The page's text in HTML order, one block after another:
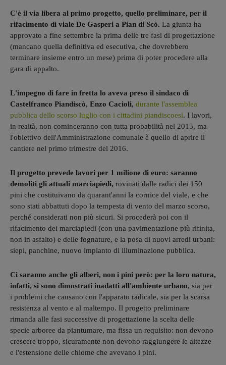
C'è il via libera al primo progetto, quello preliminare, per il
rifacimento di viale De Gasperi a Pian di Scò. La giunta ha
approvato a fine settembre la prima delle tre fasi di progettazione
(mancano quella definitiva ed esecutiva, che dovrebbero
terminare insieme entro un mese) prima di poter procedere alla
gara di appalto.
L'impegno di fare in fretta lo aveva preso il sindaco di
Castelfranco Piandiscò, Enzo Cacioli, durante l'assemblea
pubblica dello scorso luglio con i cittadini piandiscoesi. I lavori,
in realtà, non cominceranno con tutta probabilità nel 2015, ma
l'obiettivo dell'Amministrazione comunale è quello di aprire il
cantiere nel primo trimestre del 2016.
Il progetto prevede lavori per 1 milione di euro: saranno
demoliti gli attuali marciapiedi, rovinati dalle radici dei 150
pini che costituivano da quarant'anni la cornice del viale, e che
sono stati abbattuti dopo la tempesta di vento del marzo scorso,
perché considerati non più sicuri. Si procederà poi con il
rifacimento dei marciapiedi (con una pavimentazione più rifinita,
non in asfalto) e delle fognature, e la posa di nuovi arredi urbani:
siepi, panchine, nuovo impianto di illuminazione pubblica.
Ci saranno anche gli alberi, non i pini però: per la loro natura,
infatti, si sono dimostrati inadatti all'ambiente urbano, sia per
i problemi che causano con l'apparato radicale, sia per la scarsa
resistenza al vento e al maltempo. Il progetto preliminare
rimanda alle fasi successive di progettazione la scelta delle
specie arboree da piantumare, ma fissa un requisito: non devono
crescere troppo, sicuramente non devono raggiungere le altezze
e l'estensione delle chiome che avevano i pini.